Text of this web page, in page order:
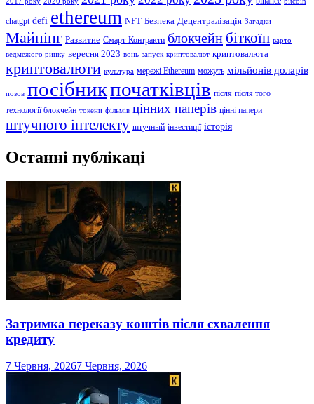
chatgpt defi ethereum NFT Безпека Децентралізація Загадки
Майнінг Развитие Смарт-Контракти блокчейн біткоїн варто
ведмежого ринку вересня 2023 вонь запуск криптовалют криптовалюта
криптовалюти культура мережі Ethereum можуть мільйонів доларів
позов посібникпочатківців після після того
технології блокчейн токени фільмів цінних паперів цінні папери
штучного інтелекту штучный інвестиції історія
Останні публікаці
Затримка переказу коштів після схвалення
кредиту
7 Червня, 20267 Червня, 2026